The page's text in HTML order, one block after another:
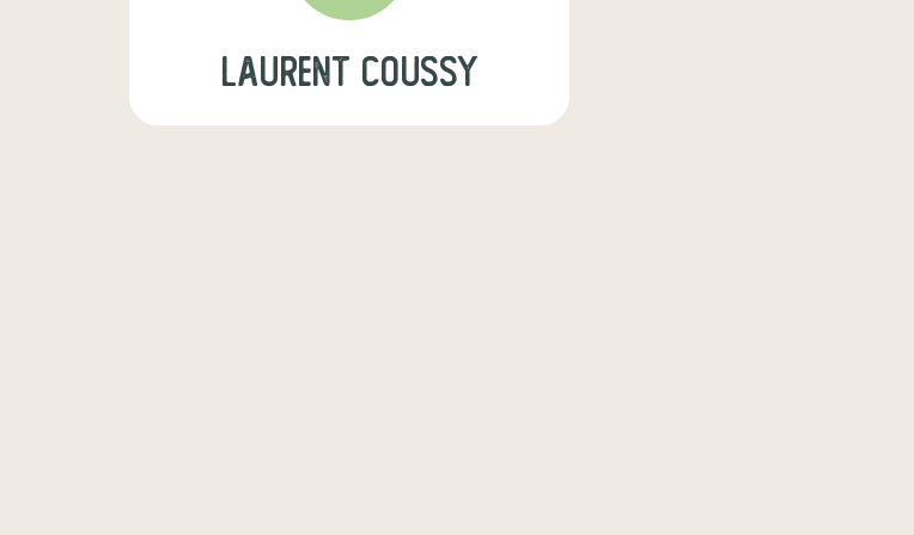
laurent coussy